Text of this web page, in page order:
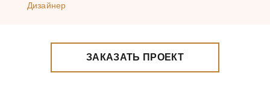
Дизайнер
ЗАКАЗАТЬ ПРОЕКТ